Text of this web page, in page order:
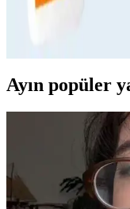
Güneş kremi seçerken
faktörlere dikkat edin.
Ayın popüler